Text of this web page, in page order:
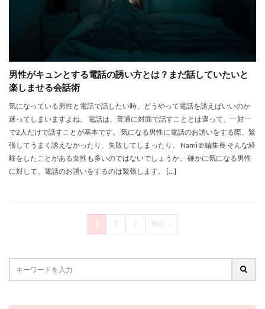
男性がキュンとする電話の誘い方とは？まだ話していたいと
楽しませる会話術
気になっている男性と電話で話したい時、どうやって電話を誘えばいいのか
迷ってしまいますよね。 電話は、普通に対面で話すこととは違って、一対一
で2人だけで話すことが基本です。 気になる男性に電話のお誘いをする際、緊
張してうまく誘えなかったり、失敗してしまったり。 Nami＠編集長 そんな経
験をしたことがある女性も多いのではないでしょうか。 確かに気になる男性
に対して、電話のお誘いをするのは緊張します。 […]
1 2 3 Next